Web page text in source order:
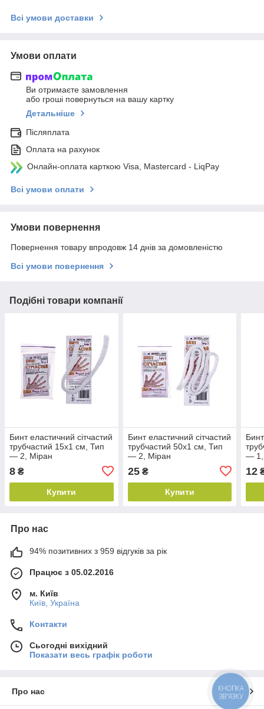
Всі умови доставки
Умови оплати
Ви отримаєте замовлення
або гроші повернуться на вашу картку
Детальніше
Післяплата
Оплата на рахунок
Онлайн-оплата карткою Visa, Mastercard - LiqPay
Всі умови оплати
Умови повернення
Повернення товару впродовж 14 днів за домовленістю
Всі умови повернення
Подібні товари компанії
Бинт еластичний сітчастий
трубчастий 15х1 см, Тип
— 2, Міран
8 ₴
Купити
Бинт еластичний сітчастий
трубчастий 50х1 см, Тип
— 2, Міран
25₴
Купити
— 1,
12
Про нас
94% позитивних з 959 відгуків за рік
Працює з 05.02.2016
м. Київ
Київ, Україна
Контакти
Сьогодні вихідний
Показати весь графік роботи
Про нас
КНОПКА
ЗВ'ЯЗКУ